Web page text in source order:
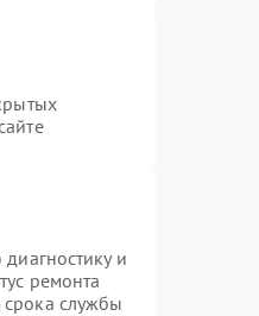
и
ремонта
срока службы